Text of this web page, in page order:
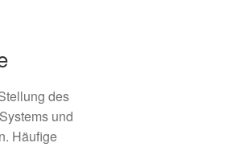
des
und
Häufige